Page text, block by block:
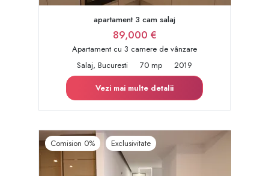
apartament 3 cam salaj
89,000 €
Apartament cu 3 camere de vânzare
Salaj, Bucuresti
70 mp
2019
Vezi mai multe detalii
Comision 0% Exclusivitate